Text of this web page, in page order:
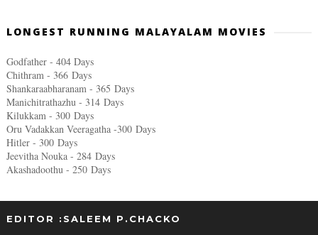
LONGEST RUNNING MALAYALAM MOVIES
Godfather - 404 Days
Chithram - 366 Days
Shankaraabharanam - 365 Days
Manichitrathazhu - 314 Days
Kilukkam - 300 Days
Oru Vadakkan Veeragatha -300 Days
Hitler - 300 Days
Jeevitha Nouka - 284 Days
Akashadoothu - 250 Days
EDITOR :SALEEM P.CHACKO